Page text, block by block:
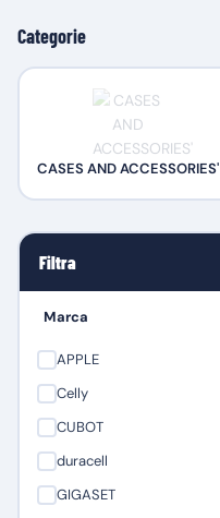
Categorie
CASES AND ACCESSORIES'
Filtra
Marca
APPLE
Celly
CUBOT
duracell
GIGASET